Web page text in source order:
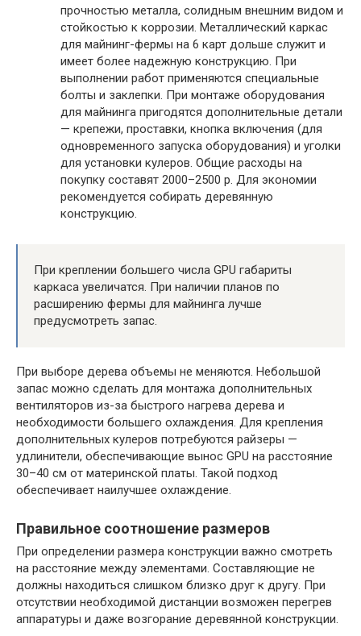
прочностью металла, солидным внешним видом и
стойкостью к коррозии. Металлический каркас
для майнинг-фермы на 6 карт дольше служит и
имеет более надежную конструкцию. При
выполнении работ применяются специальные
болты и заклепки. При монтаже оборудования
для майнинга пригодятся дополнительные детали
— крепежи, проставки, кнопка включения (для
одновременного запуска оборудования) и уголки
для установки кулеров. Общие расходы на
покупку составят 2000–2500 р. Для экономии
рекомендуется собирать деревянную
конструкцию.
При креплении большего числа GPU габариты
каркаса увеличатся. При наличии планов по
расширению фермы для майнинга лучше
предусмотреть запас.
При выборе дерева объемы не меняются. Небольшой
запас можно сделать для монтажа дополнительных
вентиляторов из-за быстрого нагрева дерева и
необходимости большего охлаждения. Для крепления
дополнительных кулеров потребуются райзеры —
удлинители, обеспечивающие вынос GPU на расстояние
30–40 см от материнской платы. Такой подход
обеспечивает наилучшее охлаждение.
Правильное соотношение размеров
При определении размера конструкции важно смотреть
на расстояние между элементами. Составляющие не
должны находиться слишком близко друг к другу. При
отсутствии необходимой дистанции возможен перегрев
аппаратуры и даже возгорание деревянной конструкции.